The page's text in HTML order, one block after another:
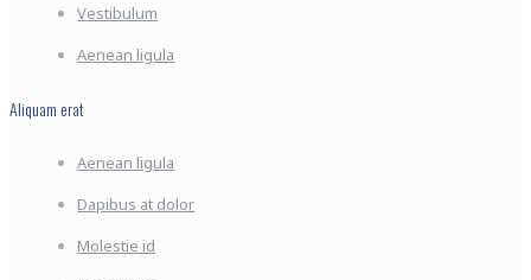
Vestibulum
Aenean ligula
Aliquam erat
Aenean ligula
Dapibus at dolor
Molestie id